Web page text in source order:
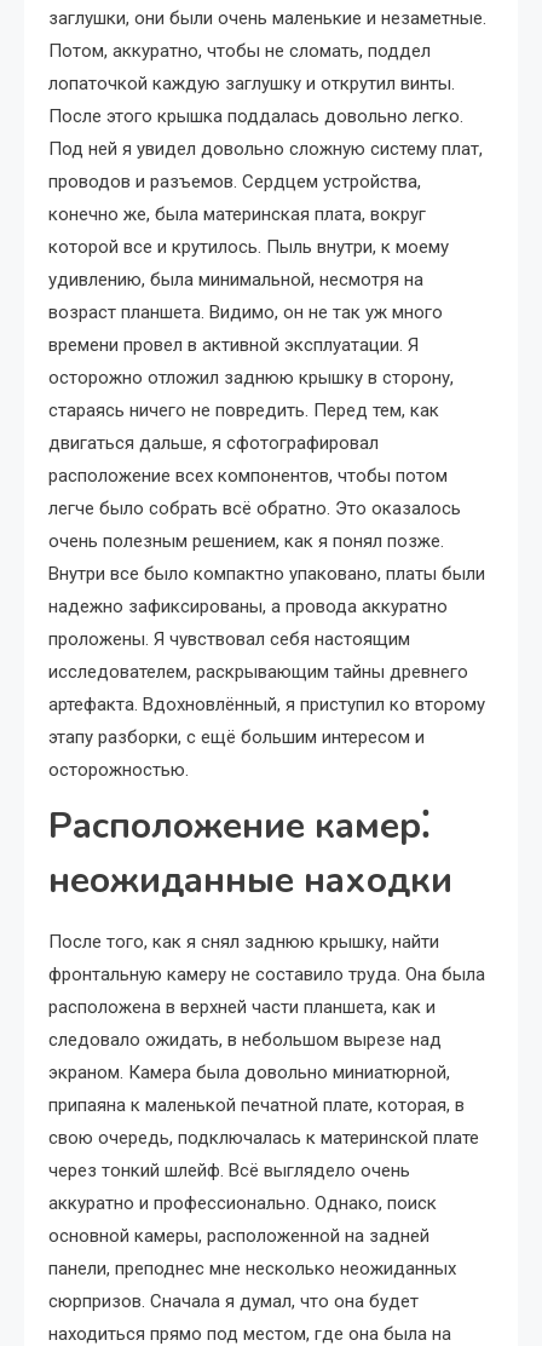
заглушки, они были очень маленькие и незаметные.
Потом, аккуратно, чтобы не сломать, поддел
лопаточкой каждую заглушку и открутил винты.
После этого крышка поддалась довольно легко.
Под ней я увидел довольно сложную систему плат,
проводов и разъемов. Сердцем устройства,
конечно же, была материнская плата, вокруг
которой все и крутилось. Пыль внутри, к моему
удивлению, была минимальной, несмотря на
возраст планшета. Видимо, он не так уж много
времени провел в активной эксплуатации. Я
осторожно отложил заднюю крышку в сторону,
стараясь ничего не повредить. Перед тем, как
двигаться дальше, я сфотографировал
расположение всех компонентов, чтобы потом
легче было собрать всё обратно. Это оказалось
очень полезным решением, как я понял позже.
Внутри все было компактно упаковано, платы были
надежно зафиксированы, а провода аккуратно
проложены. Я чувствовал себя настоящим
исследователем, раскрывающим тайны древнего
артефакта. Вдохновлённый, я приступил ко второму
этапу разборки, с ещё большим интересом и
осторожностью.
Расположение камер⁚
неожиданные находки
После того, как я снял заднюю крышку, найти
фронтальную камеру не составило труда. Она была
расположена в верхней части планшета, как и
следовало ожидать, в небольшом вырезе над
экраном. Камера была довольно миниатюрной,
припаяна к маленькой печатной плате, которая, в
свою очередь, подключалась к материнской плате
через тонкий шлейф. Всё выглядело очень
аккуратно и профессионально. Однако, поиск
основной камеры, расположенной на задней
панели, преподнес мне несколько неожиданных
сюрпризов. Сначала я думал, что она будет
находиться прямо под местом, где она была на